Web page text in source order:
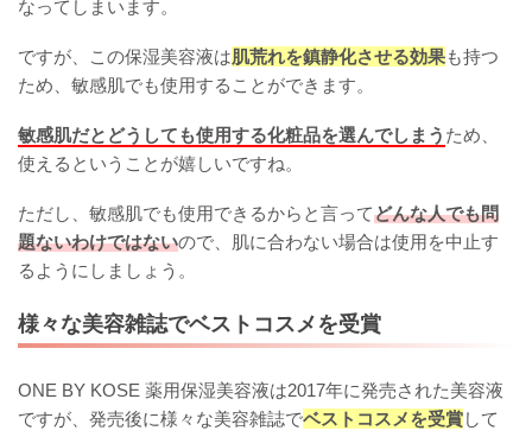
なってしまいます。
ですが、この保湿美容液は肌荒れを鎮静化させる効果も持つ
ため、敏感肌でも使用することができます。
敏感肌だとどうしても使用する化粧品を選んでしまう ため、
使えるということが嬉しいですね。
ただし、敏感肌でも使用できるからと言ってどんな人でも問
題ないわけではないので、肌に合わない場合は使用を中止す
るようにしましょう。
様々な美容雑誌でベストコスメを受賞
ONE BY KOSE 薬用保湿美容液は2017年に発売された美容液
ですが、発売後に様々な美容雑誌でベストコスメを受賞して